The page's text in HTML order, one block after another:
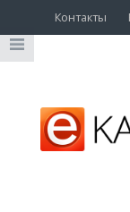
Контакты